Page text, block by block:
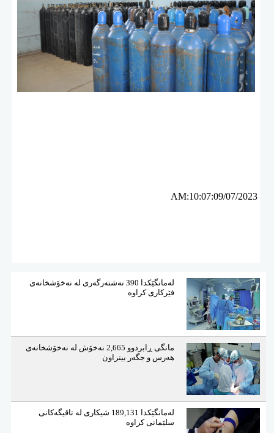
AM:10:07:09/07/2023
لەمانگێكدا 390 نەشتەرگەری لە نەخۆشخانەی
فێركاری كراوە
مانگی ڕابردوو 2,665 نەخۆش لە نەخۆشخانەی
هەرس و جگەر بینراون
لەمانگێكدا 189,131 شیكاری لە تاقیگەكانی
سلێمانی كراوە